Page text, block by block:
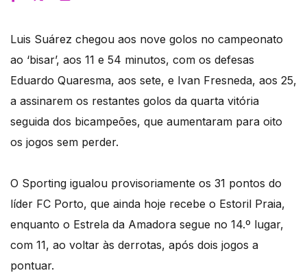
Luis Suárez chegou aos nove golos no campeonato
ao ‘bisar’, aos 11 e 54 minutos, com os defesas
Eduardo Quaresma, aos sete, e Ivan Fresneda, aos 25,
a assinarem os restantes golos da quarta vitória
seguida dos bicampeões, que aumentaram para oito
os jogos sem perder.
O Sporting igualou provisoriamente os 31 pontos do
líder FC Porto, que ainda hoje recebe o Estoril Praia,
enquanto o Estrela da Amadora segue no 14.º lugar,
com 11, ao voltar às derrotas, após dois jogos a
pontuar.